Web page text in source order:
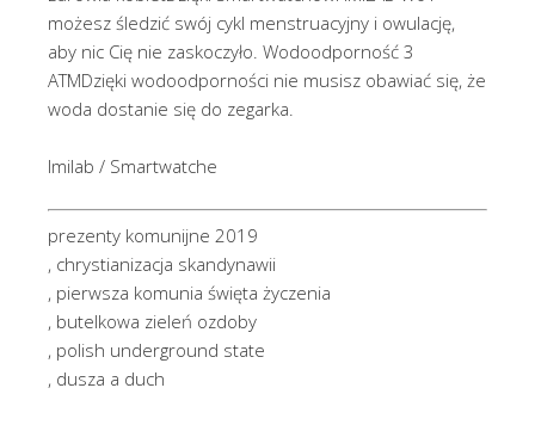
możesz śledzić swój cykl menstruacyjny i owulację,
aby nic Cię nie zaskoczyło. Wodoodporność 3
ATMDzięki wodoodporności nie musisz obawiać się, że
woda dostanie się do zegarka.
Imilab / Smartwatche
prezenty komunijne 2019
, chrystianizacja skandynawii
, pierwsza komunia święta życzenia
, butelkowa zieleń ozdoby
, polish underground state
, dusza a duch